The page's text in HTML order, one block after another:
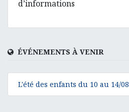
d’informations
ÉVÉNEMENTS À VENIR
L'été des enfants du 10 au 14/08